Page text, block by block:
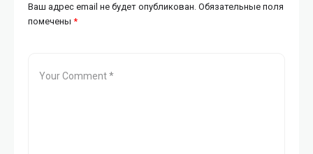
Ваш адрес email не будет опубликован. Обязательные поля
помечены *